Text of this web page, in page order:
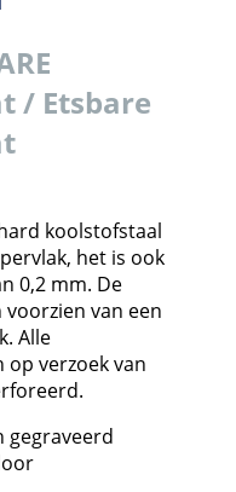
/ Etsbare
koolstofstaal
het is ook
0,2 mm. De
van een
Alle
verzoek van
gegraveerd